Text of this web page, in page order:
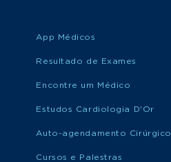
App Médicos
Resultado de Exames
Encontre um Médico
Estudos Cardiologia D'Or
Auto-agendamento Cirúrgico
Cursos e Palestras